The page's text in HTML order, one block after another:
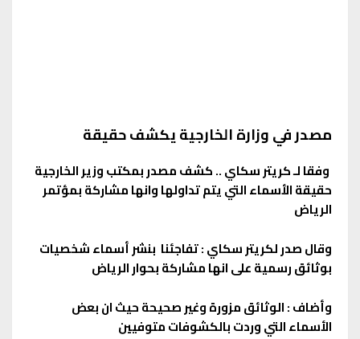
مصدر في وزارة الخارجية يكشف حقيقة
وفقا لـ كريتر سكاي .. كشف مصدر بمكتب وزير الخارجية
حقيقة الأسماء التي يتم تداولها وانها مشاركة بمؤتمر
الرياض
وقال صدر لكريتر سكاي : تفاجئنا بنشر أسماء شخصيات
بوثائق رسمية على انها مشاركة بحوار الرياض
وأضاف : الوثائق مزورة وغير صحيحة حيث ان بعض
الأسماء التي وردت بالكشوفات متوفيين